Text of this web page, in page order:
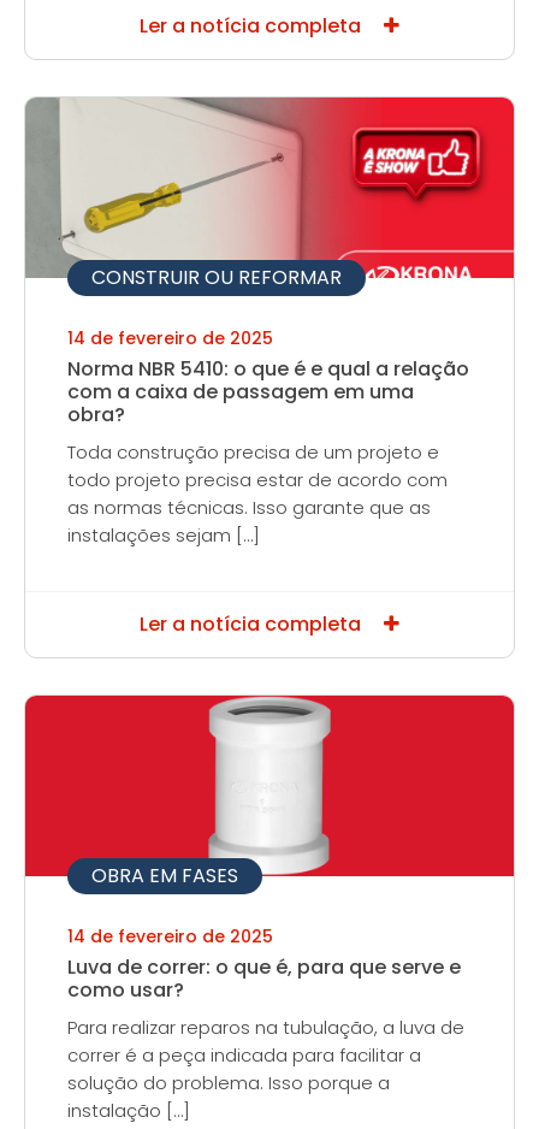
Ler a notícia completa
CONSTRUIR OU REFORMAR
14 de fevereiro de 2025
Norma NBR 5410: o que é e qual a relação
com a caixa de passagem em uma
obra?
Toda construção precisa de um projeto e
todo projeto precisa estar de acordo com
as normas técnicas. Isso garante que as
instalações sejam […]
Ler a notícia completa
OBRA EM FASES
14 de fevereiro de 2025
Luva de correr: o que é, para que serve e
como usar?
Para realizar reparos na tubulação, a luva de
correr é a peça indicada para facilitar a
solução do problema. Isso porque a
instalação […]